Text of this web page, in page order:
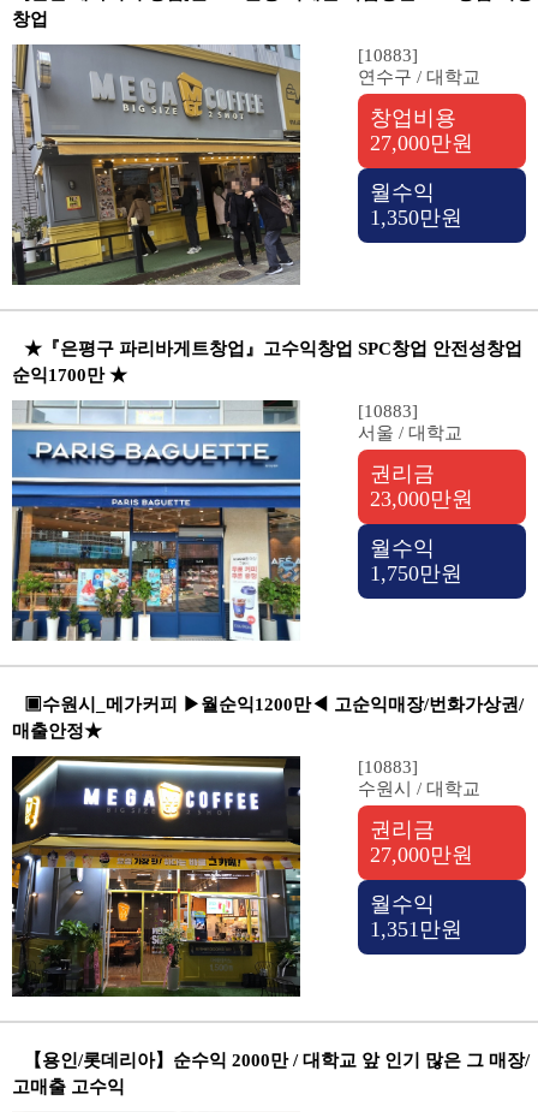
창업
[10883]
연수구 / 대학교
창업비용
27,000만원
월수익
1,350만원
★『은평구 파리바게트창업』고수익창업 SPC창업 안전성창업
순익1700만 ★
[10883]
서울 / 대학교
권리금
23,000만원
월수익
1,750만원
▣수원시_메가커피 ▶월순익1200만◀ 고순익매장/번화가상권/
매출안정★
[10883]
수원시 / 대학교
권리금
27,000만원
월수익
1,351만원
【용인/롯데리아】순수익 2000만 / 대학교 앞 인기 많은 그 매장/
고매출 고수익